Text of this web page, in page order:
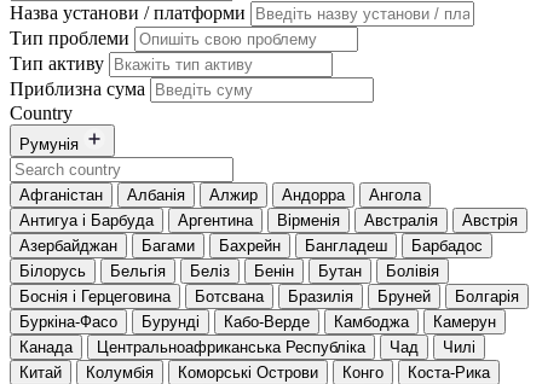
Назва установи / платформи
Тип проблеми
Тип активу
Приблизна сума
Country
Румунія
Афганістан Албанія Алжир Андорра
Ангола
Антигуа і Барбуда
Аргентина Вірменія Австралія
Австрія
Азербайджан
Багами Бахрейн Бангладеш
Барбадос
Білорусь
Бельгія Беліз Бенін Бутан
Болівія
Боснія і Герцеговина
Ботсвана Бразилія Бруней
Болгарія
Буркіна-Фасо
Бурунді Кабо-Верде Камбоджа
Камерун
Канада
Центральноафриканська Республіка Чад
Чилі
Китай
Колумбія Коморські Острови Конго
Коста-Рика